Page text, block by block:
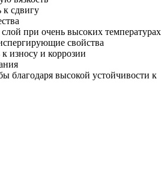
сдвигу
при очень высоких температурах
свойства
износу и коррозии
благодаря высокой устойчивости к